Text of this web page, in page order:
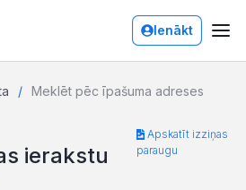
Ienākt
Meklēt pēc īpašuma adreses
ierakstu
Apskatīt izziņas
paraugu